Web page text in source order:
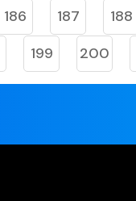
186 187 188
199 200